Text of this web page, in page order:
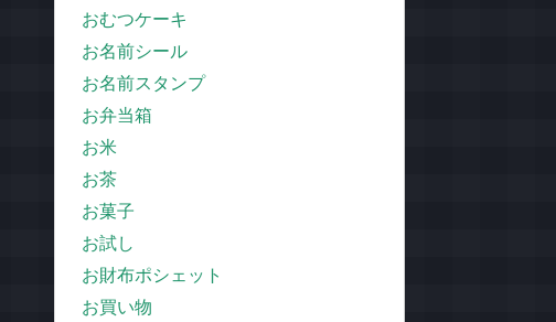
おむつケーキ
お名前シール
お名前スタンプ
お弁当箱
お米
お茶
お菓子
お試し
お財布ポシェット
お買い物